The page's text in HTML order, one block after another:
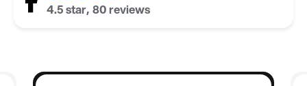
4.5 star, 80 reviews